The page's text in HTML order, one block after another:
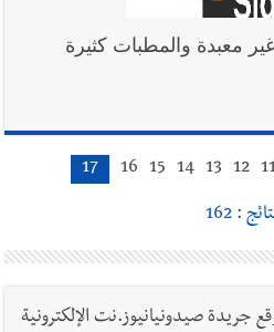
معبدة والمطبات كثيرة
12
13
14
15
16
17
: 162
جريدة صيدونيانيوز.نت الإلكترونية